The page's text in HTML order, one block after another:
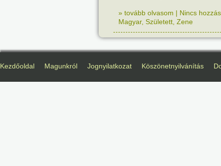
» tovább olvasom | Nincs
Magyar, Született Zene
Kezdőoldal Magunkról Jognyilatkozat Köszönetnyilvánítás